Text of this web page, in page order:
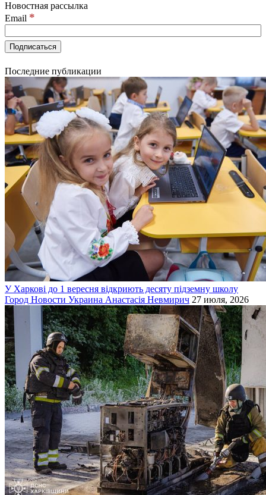
Новостная рассылка
Email *
Последние публикации
У Харкові до 1 вересня відкриють десяту підземну школу
Город Новости Украина Анастасія Невмирич 27 июля, 2026